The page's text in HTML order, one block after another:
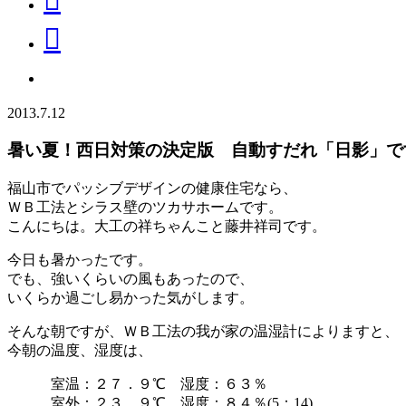
2013.7.12
暑い夏！西日対策の決定版 自動すだれ「日影」
福山市でパッシブデザインの健康住宅なら、
ＷＢ工法とシラス壁のツカサホームです。
こんにちは。大工の祥ちゃんこと藤井祥司です。
今日も暑かったです。
でも、強いくらいの風もあったので、
いくらか過ごし易かった気がします。
そんな朝ですが、ＷＢ工法の我が家の温湿計によりますと、
今朝の温度、湿度は、
室温：２７．９℃ 湿度：６３％
室外：２３．９℃ 湿度：８４％(5：14)